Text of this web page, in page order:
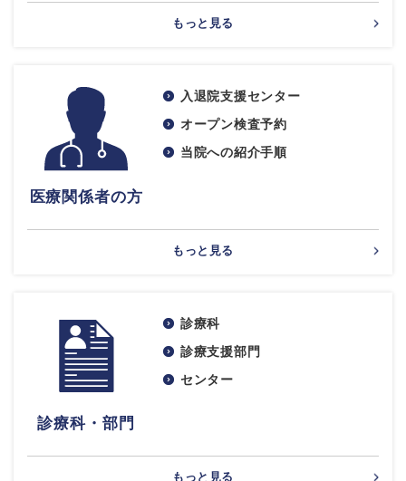
もっと見る
医療関係者の方
入退院支援センター
オープン検査予約
当院への紹介手順
もっと見る
診療科・部門
診療科
診療支援部門
センター
もっと見る